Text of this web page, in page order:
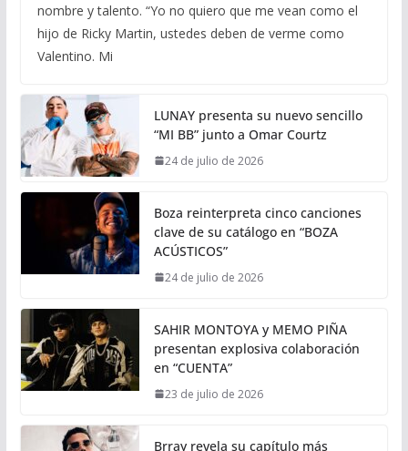
nombre y talento. “Yo no quiero que me vean como el
hijo de Ricky Martin, ustedes deben de verme como
Valentino. Mi
LUNAY presenta su nuevo sencillo
“MI BB” junto a Omar Courtz
24 de julio de 2026
Boza reinterpreta cinco canciones
clave de su catálogo en “BOZA
ACÚSTICOS”
24 de julio de 2026
SAHIR MONTOYA y MEMO PIÑA
presentan explosiva colaboración
en “CUENTA”
23 de julio de 2026
Brray revela su capítulo más